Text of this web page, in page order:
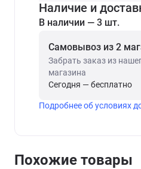
Наличие и
В наличии — 3 шт.
Самовывоз из 2
Забрать заказ из
магазина
Сегодня — бесплатно
Подробнее об условиях
Похожие товары